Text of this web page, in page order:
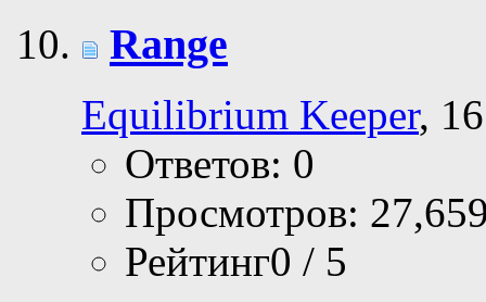
Range
Equilibrium Keeper,
Ответов: 0
Просмотров:
Рейтинг0 / 5